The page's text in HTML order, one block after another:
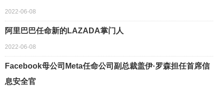
2022-06-08
阿里巴巴任命新的LAZADA掌门人
2022-06-08
Facebook母公司Meta任命公司副总裁盖伊·罗森担任首席信
息安全官